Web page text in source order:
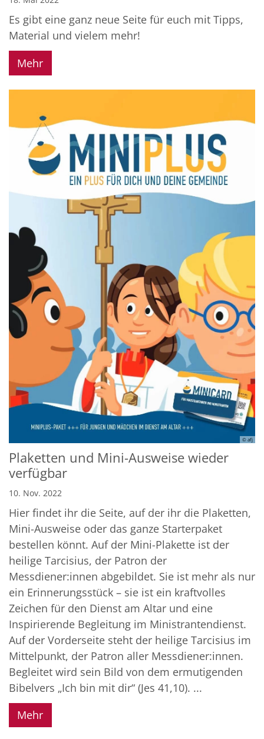
Es gibt eine ganz neue Seite für euch mit Tipps,
Material und vielem mehr!
Mehr
© afj
Plaketten und Mini-Ausweise wieder
verfügbar
10. Nov. 2022
Hier findet ihr die Seite, auf der ihr die Plaketten,
Mini-Ausweise oder das ganze Starterpaket
bestellen könnt. Auf der Mini-Plakette ist der
heilige Tarcisius, der Patron der
Messdiener:innen abgebildet. Sie ist mehr als nur
ein Erinnerungsstück – sie ist ein kraftvolles
Zeichen für den Dienst am Altar und eine
Inspirierende Begleitung im Ministrantendienst.
Auf der Vorderseite steht der heilige Tarcisius im
Mittelpunkt, der Patron aller Messdiener:innen.
Begleitet wird sein Bild von dem ermutigenden
Bibelvers „Ich bin mit dir“ (Jes 41,10). ...
Mehr